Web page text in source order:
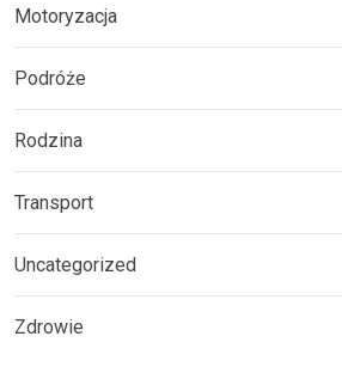
Motoryzacja
Podróże
Rodzina
Transport
Uncategorized
Zdrowie